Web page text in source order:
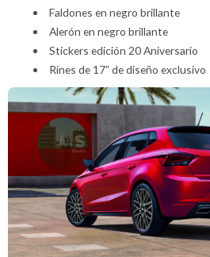
Faldones en negro brillante
Alerón en negro brillante
Stickers edición 20 Aniversario
Rines de 17” de diseño exclusivo